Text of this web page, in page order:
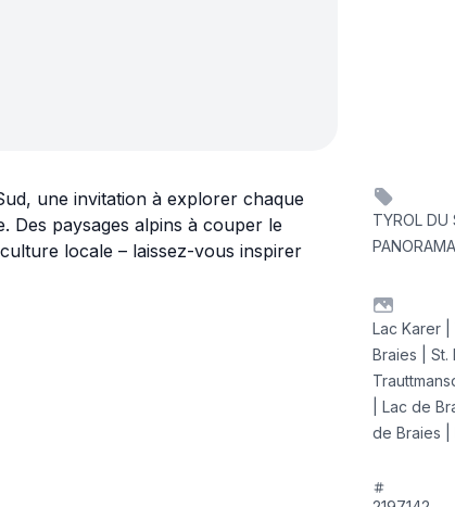
une invitation à explorer chaque
Des paysages alpins à couper le
locale – laissez-vous inspirer
TYROL DU
Lac Karer
Braies |
| Lac de
de Braies |